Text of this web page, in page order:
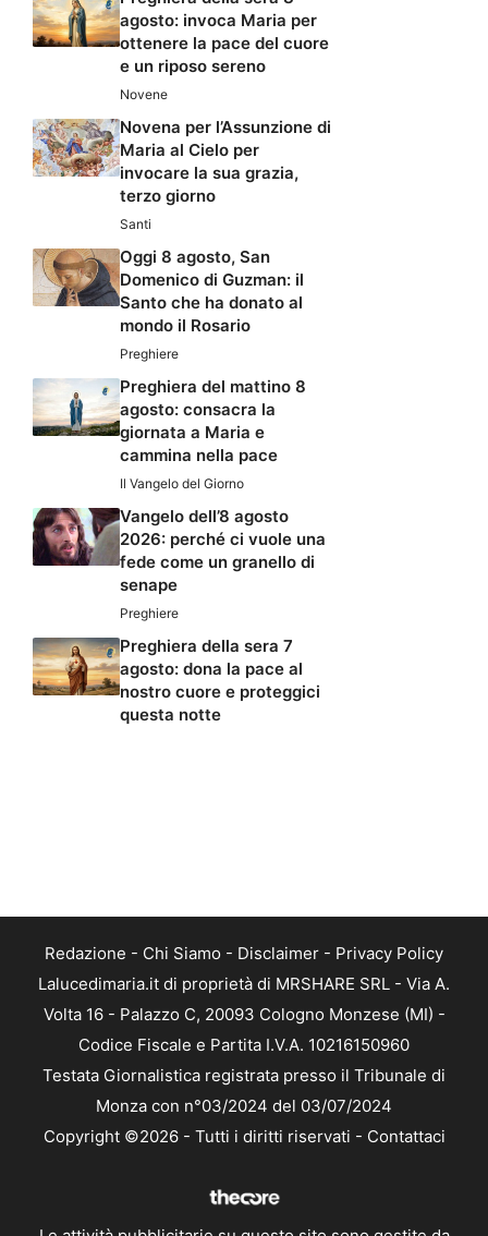
agosto: invoca Maria per
ottenere la pace del cuore
e un riposo sereno
Novene
Novena per l’Assunzione di
Maria al Cielo per
invocare la sua grazia,
terzo giorno
Santi
Oggi 8 agosto, San
Domenico di Guzman: il
Santo che ha donato al
mondo il Rosario
Preghiere
Preghiera del mattino 8
agosto: consacra la
giornata a Maria e
cammina nella pace
Il Vangelo del Giorno
Vangelo dell’8 agosto
2026: perché ci vuole una
fede come un granello di
senape
Preghiere
Preghiera della sera 7
agosto: dona la pace al
nostro cuore e proteggici
questa notte
Redazione - Chi Siamo - Disclaimer - Privacy Policy
Lalucedimaria.it di proprietà di MRSHARE SRL - Via A.
Volta 16 - Palazzo C, 20093 Cologno Monzese (MI) -
Codice Fiscale e Partita I.V.A. 10216150960
Testata Giornalistica registrata presso il Tribunale di
Monza con n°03/2024 del 03/07/2024
Copyright ©2026 - Tutti i diritti riservati - Contattaci